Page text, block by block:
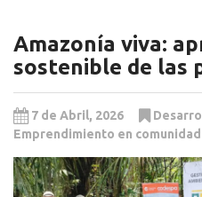
Amazonía viva:
sostenible de las
7 de Abril, 2026
Emprendimiento en